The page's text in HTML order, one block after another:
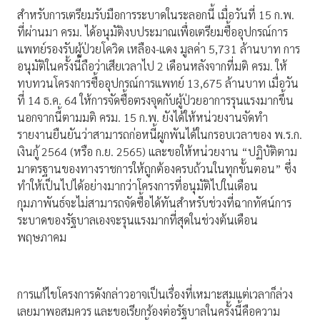
สำหรับการเตรียมรับมือการระบาดในระลอกนี้ เมื่อวันที่ 15 ก.พ.
ที่ผ่านมา ครม. ได้อนุมัติงบประมาณเพื่อเตรียมซื้ออุปกรณ์การ
แพทย์รองรับผู้ป่วยโควิด เหลือง-แดง มูลค่า 5,731 ล้านบาท การ
อนุมัติในครั้งนี้ถือว่าเสียเวลาไป 2 เดือนหลังจากที่มติ ครม. ให้
ทบทวนโครงการซื้ออุปกรณ์การแพทย์ 13,675 ล้านบาท เมื่อวัน
ที่ 14 ธ.ค. 64 ให้การจัดซื้อตรงจุดกับผู้ป่วยอาการรุนแรงมากขึ้น
นอกจากนี้ตามมติ ครม. 15 ก.พ. ยังได้ให้หน่วยงานจัดทำ
รายงานยืนยันว่าสามารถก่อหนี้ผูกพันได้ในกรอบเวลาของ พ.ร.ก.
เงินกู้ 2564 (หรือ ก.ย. 2565) และขอให้หน่วยงาน “ปฏิบัติตาม
มาตรฐานของทางราชการให้ถูกต้องครบถ้วนในทุกขั้นตอน” ซึ่ง
ทำให้เป็นไปได้อย่างมากว่าโครงการที่อนุมัติไปในเดือน
กุมภาพันธ์จะไม่สามารถจัดซื้อได้ทันสำหรับช่วงที่ฉากทัศน์การ
ระบาดของรัฐบาลเองจะรุนแรงมากที่สุดในช่วงต้นเดือน
พฤษภาคม
การแก้ไขโครงการดังกล่าวอาจเป็นเรื่องที่เหมาะสมแต่เวลาก็ล่วง
เลยมาพอสมควร และขอเรียกร้องต่อรัฐบาลในครั้งนี้คือความ